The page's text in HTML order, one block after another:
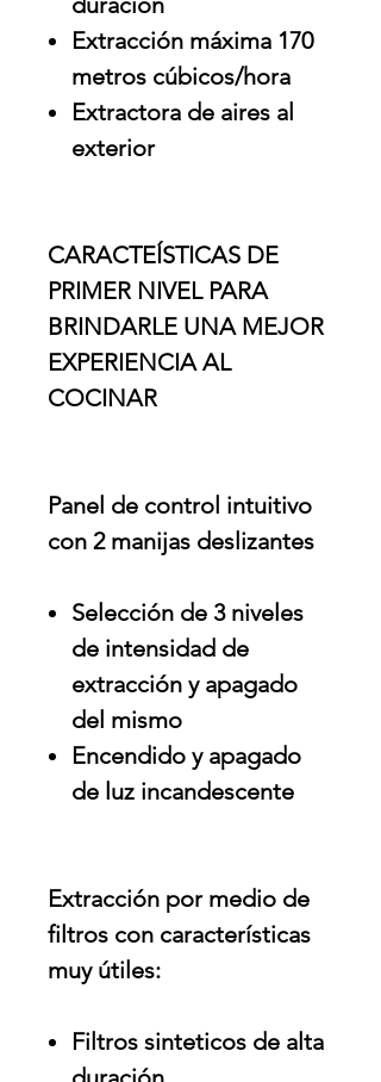
Extracción máxima 170
metros cúbicos/hora
Extractora de aires al
exterior
CARACTEÍSTICAS DE
PRIMER NIVEL PARA
BRINDARLE UNA MEJOR
EXPERIENCIA AL
COCINAR
Panel de control intuitivo
con 2 manijas deslizantes
Selección de 3 niveles
de intensidad de
extracción y apagado
del mismo
Encendido y apagado
de luz incandescente
Extracción por medio de
filtros con características
muy útiles:
Filtros sinteticos de alta